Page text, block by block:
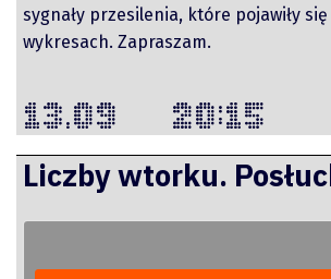
Twitter
YouTube
sygnały przesilenia, które pojawiły się
wykresach. Zapraszam.
13.09 20:15
Liczby wtorku.